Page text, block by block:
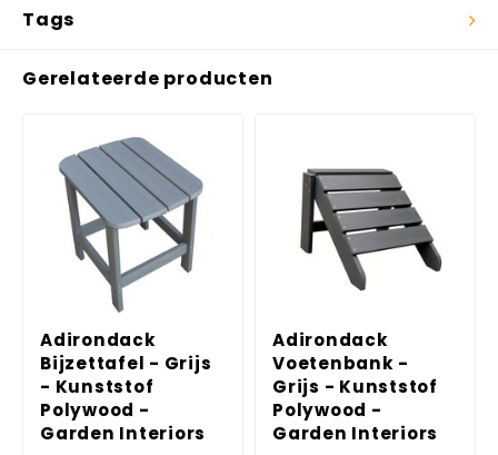
Tags
Gerelateerde producten
Adirondack
Bijzettafel - Grijs
- Kunststof
Polywood -
Garden Interiors
Adirondack
Voetenbank -
Grijs - Kunststof
Polywood -
Garden Interiors